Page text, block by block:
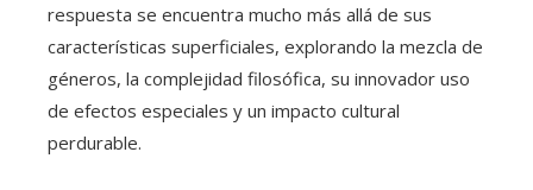
respuesta se encuentra mucho más allá de sus
características superficiales, explorando la mezcla de
géneros, la complejidad filosófica, su innovador uso
de efectos especiales y un impacto cultural
perdurable.